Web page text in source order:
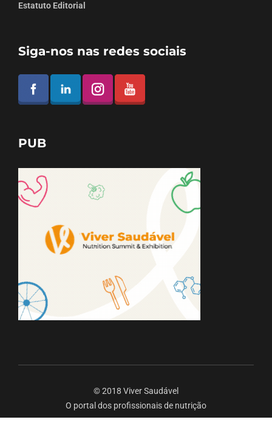
Estatuto Editorial
Siga-nos nas redes sociais
PUB
© 2018 Viver Saudável
O portal dos profissionais de nutrição